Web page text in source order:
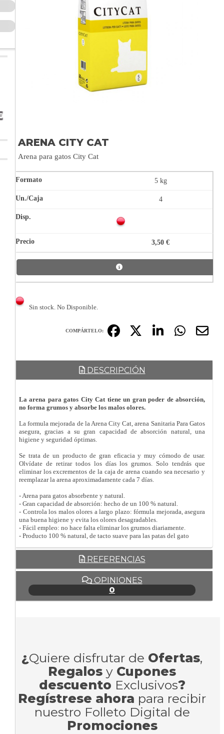
ARENA CITY CAT
Arena para gatos City Cat
5 kg
4
3,50 €
Sin stock. No Disponible.
COMPÁRTELO:
DESCRIPCIÓN
La arena para gatos City Cat tiene un gran poder de absorción,
no forma grumos y absorbe los malos olores.
La formula mejorada de la Arena City Cat, arena Sanitaria Para Gatos
asegura, gracias a su gran capacidad de absorción natural, una
higiene y seguridad óptimas.
Se trata de un producto de gran eficacia y muy cómodo de usar.
Olvídate de retirar todos los días los grumos. Solo tendrás que
eliminar los excrementos de la caja de arena cuando sea necesario y
reemplazar la arena aproximadamente cada 7 días.
- Arena para gatos absorbente y natural.
- Gran capacidad de absorción: hecho de un 100 % natural.
- Controla los malos olores a largo plazo: fórmula mejorada, asegura
una buena higiene y evita los olores desagradables.
- Fácil empleo: no hace falta eliminar los grumos diariamente.
- Producto 100 % natural, de tacto suave para las patas del gato
REFERENCIAS
OPINIONES
0
¿Quiere disfrutar de Ofertas,
Regalos y Cupones
descuento Exclusivos?
Regístrese ahora para recibir
nuestro Folleto Digital de
Promociones